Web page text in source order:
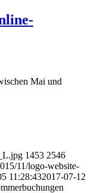
Mai und
1453 2546
11/logo-website-
11:28:432017-07-12